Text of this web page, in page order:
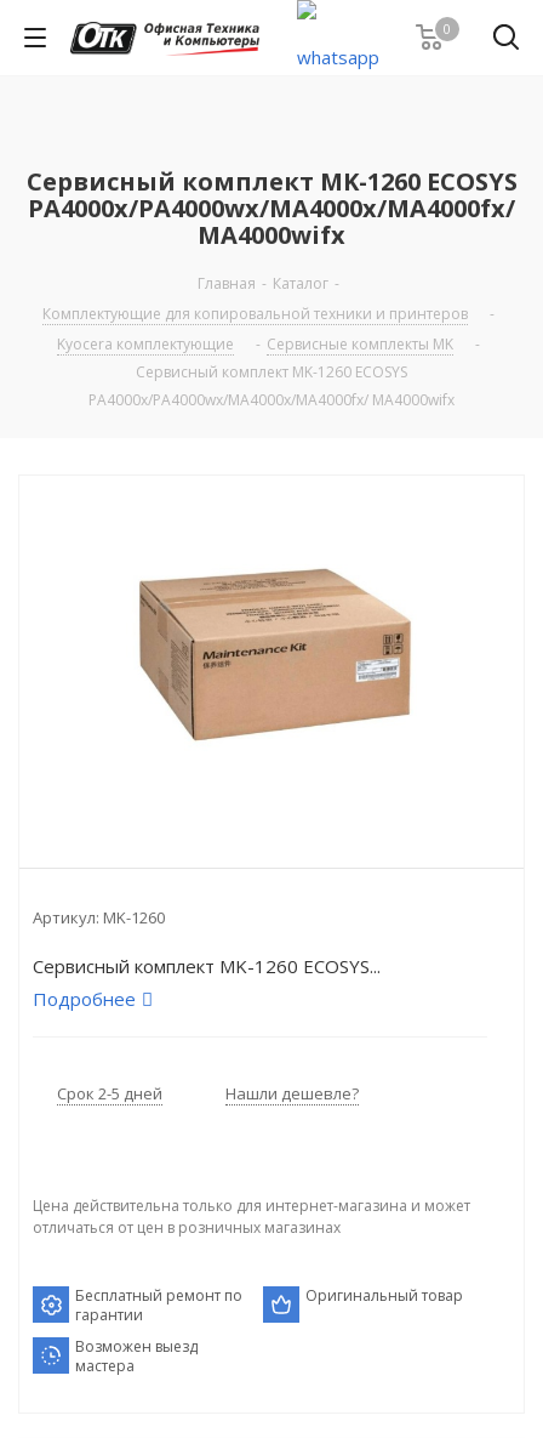
0
Сервисный комплект MK-1260 ECOSYS
PA4000x/PA4000wx/MA4000x/MA4000fx/
MA4000wifx
Главная - Каталог -
Комплектующие для копировальной техники и принтеров
-
Kyocera комплектующие
- Сервисные комплекты MK
-
Сервисный комплект MK-1260 ECOSYS
PA4000x/PA4000wx/MA4000x/MA4000fx/ MA4000wifx
Артикул: MK-1260
Сервисный комплект MK-1260 ECOSYS...
Подробнее
Срок 2-5 дней Нашли дешевле?
Цена действительна только для интернет-магазина и может
отличаться от цен в розничных магазинах
Бесплатный ремонт по
гарантии
Оригинальный товар
Возможен выезд
мастера